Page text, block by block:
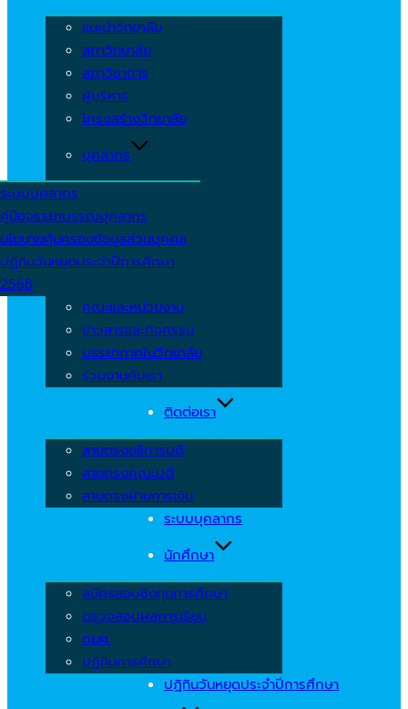
แนะนำวิทยาลัย
สภาวิทยาลัย
สภาวิชาการ
ผู้บริหาร
โครงสร้างวิทยาลัย
บุคลากร
ระบบบุคลากร
คู่มือจรรยาบรรณบุคลากร
นโยบายคุ้มครองข้อมูลส่วนบุคคล
ปฏิทินวันหยุดประจำปีการศึกษา
2568
คณะและหน่วยงาน
ข่าวสารและกิจกรรม
บรรยากาศในวิทยาลัย
ร่วมงานกับเรา
ติดต่อเรา
สายตรงอธิการบดี
สายตรงคณะบดี
สายตรงฝ่ายการเงิน
ระบบบุคลากร
นักศึกษา
สมัครสอบชิงทุนการศึกษา
ตรวจสอบผลการเรียน
กยศ.
ปฏิทินการศึกษา
ปฏิทินวันหยุดประจำปีการศึกษา